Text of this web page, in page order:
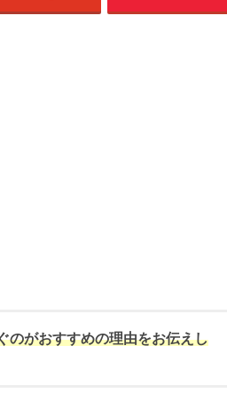
のがおすすめの理由をお伝えし